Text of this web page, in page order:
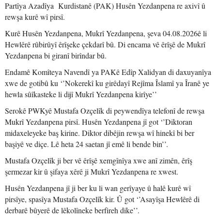
Partîya Azadîya Kurdistanê (PAK) Husên Yezdanpena re axivî û
rewşa kurê wî pirsî.
Kurê Husên Yezdanpena, Mukrî Yezdanpena, şeva 04.08.2026ê li
Hewlêrê rûbirûyî êrîşeke çekdarî bû. Di encama vê êrîşê de Mukrî
Yezdanpena bi giranî birîndar bû.
Endamê Komîteya Navendî ya PAKê Edîp Xalidyan di daxuyanîya
xwe de gotibû ku ‘’Nokerekî ku girêdayî Rejîma Îslamî ya Îranê ye
hewla sûîkasteke li dijî Mukrî Yezdanpena kirîye’’
Serokê PWKyê Mustafa Ozçelîk di peywendîya telefonî de rewşa
Mukrî Yezdanpena pirsî. Husên Yezdanpena jî got ‘’Diktoran
midaxeleyeke baş kirine. Diktor dibêjin rewşa wî hinekî bi ber
başiyê ve diçe. Lê heta 24 saetan jî emê li bende bin’’.
Mustafa Ozçelîk ji ber vê êrîşê xemgînîya xwe anî zimên, êrîş
şermezar kir û şifaya xêrê ji Mukrî Yezdanpena re xwest.
Husên Yezdanpena jî ji ber ku li wan gerîyaye û halê kurê wî
pirsîye, spasîya Mustafa Ozçelîk kir. Û got ‘’Asayîşa Hewlêrê di
derbarê bûyerê de lêkolîneke berfireh dike’’.